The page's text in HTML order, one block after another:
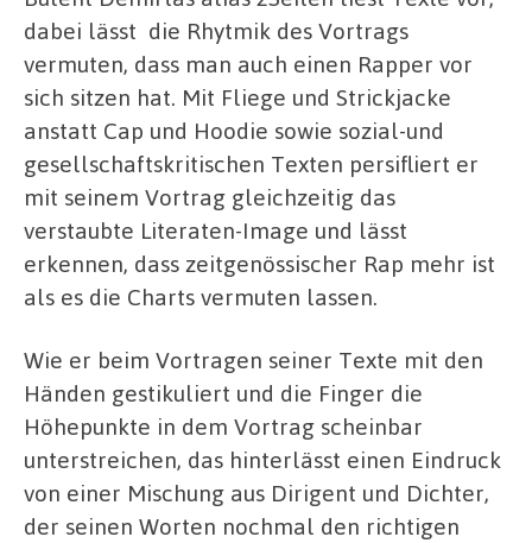
dabei lässt die Rhytmik des Vortrags
vermuten, dass man auch einen Rapper vor
sich sitzen hat. Mit Fliege und Strickjacke
anstatt Cap und Hoodie sowie sozial-und
gesellschaftskritischen Texten persifliert er
mit seinem Vortrag gleichzeitig das
verstaubte Literaten-Image und lässt
erkennen, dass zeitgenössischer Rap mehr ist
als es die Charts vermuten lassen.
Wie er beim Vortragen seiner Texte mit den
Händen gestikuliert und die Finger die
Höhepunkte in dem Vortrag scheinbar
unterstreichen, das hinterlässt einen Eindruck
von einer Mischung aus Dirigent und Dichter,
der seinen Worten nochmal den richtigen